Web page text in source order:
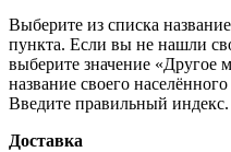
Выберите из списка
пункта. Если вы не нашли
выберите значение «Другое
название своего
Введите правильный индекс.
Доставка